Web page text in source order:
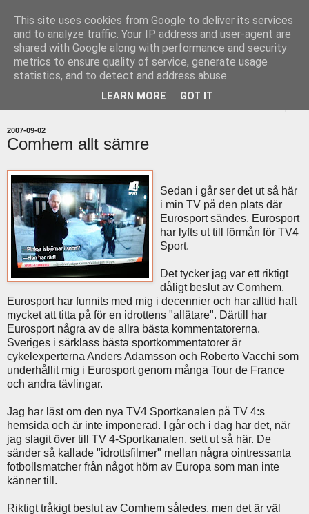
uddevallabloggen.se
med stort och smått från Uddevallas horisont
2007-09-02
Comhem allt sämre
Sedan i går ser det ut så här
i min TV på den plats där
Eurosport sändes. Eurosport
har lyfts ut till förmån för TV4
Sport.
Det tycker jag var ett riktigt
dåligt beslut av Comhem.
Eurosport har funnits med mig i decennier och har alltid haft
mycket att titta på för en idrottens "allätare". Därtill har
Eurosport några av de allra bästa kommentatorerna.
Sveriges i särklass bästa sportkommentatorer är
cykelexperterna Anders Adamsson och Roberto Vacchi som
underhållit mig i Eurosport genom många Tour de France
och andra tävlingar.
Jag har läst om den nya TV4 Sportkanalen på TV 4:s
hemsida och är inte imponerad. I går och i dag har det, när
jag slagit över till TV 4-Sportkanalen, sett ut så här. De
sänder så kallade "idrottsfilmer" mellan några ointressanta
fotbollsmatcher från något hörn av Europa som man inte
känner till.
Riktigt tråkigt beslut av Comhem således, men det är väl
This site uses cookies from Google to deliver its services
and to analyze traffic. Your IP address and user-agent are
shared with Google along with performance and security
metrics to ensure quality of service, generate usage
statistics, and to detect and address abuse.
LEARN MORE GOT IT